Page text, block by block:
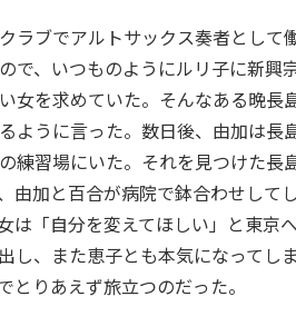
ブでアルトサックス奏者として
、いつものようにルリ子に新興
を求めていた。そんなある晩長
うに言った。数日後、由加は長
習場にいた。それを見つけた長
加と百合が病院で鉢合わせして
「自分を変えてほしい」と東京
、また恵子とも本気になってし
りあえず旅立つのだった。